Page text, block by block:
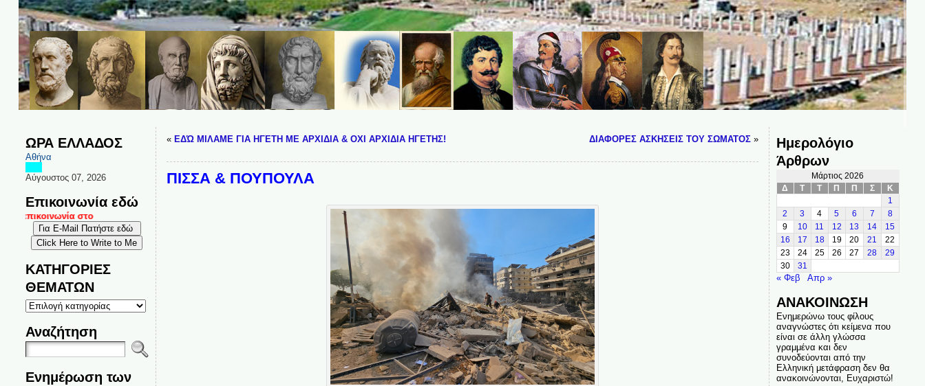
ΩΡΑ ΕΛΛΑΔΟΣ
Αθήνα
Αύγουστος 07, 2026
Επικοινωνία εδώ
επικοινωνία στο
ΚΑΤΗΓΟΡΙΕΣ
ΘΕΜΑΤΩΝ
ΚΑΤΗΓΟΡΙΕΣ
ΘΕΜΑΤΩΝ
Αναζήτηση
Ενημέρωση των
« ΕΔΏ ΜΙΛΑΜΕ ΓΙΑ ΗΓΕΤΗ ΜΕ ΑΡΧΙΔΙΑ & ΟΧΙ ΑΡΧΙΔΙΑ ΗΓΕΤΗΣ! ΔΙΑΦΟΡΕΣ ΑΣΚΗΣΕΙΣ ΤΟΥ ΣΩΜΑΤΟΣ»
ΠΙΣΣΑ & ΠΟΥΠΟΥΛΑ
Ημερολόγιο
Άρθρων
Μάρτιος 2026
Δ
Τ Τ Π Π Σ
Κ
1
2
3 4 5 6 7
8
9
10 11 12 13 14
15
16
17 18 19 20 21
22
23
24 25 26 27 28
29
30
31
« Φεβ Απρ »
ΑΝΑΚΟΙΝΩΣΗ
Ενημερώνω τους φίλους
αναγνώστες ότι κείμενα που
είναι σε άλλη γλώσσα
γραμμένα και δεν
συνοδεύονται από την
Ελληνική μετάφραση δεν θα
ανακοινώνονται, Ευχαριστώ!